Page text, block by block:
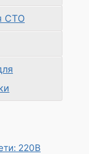
СТО
220В